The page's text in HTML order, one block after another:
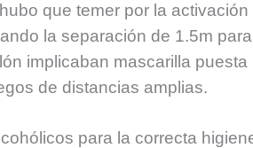
que temer por la activación
la separación de 1.5m para
implicaban mascarilla puesta
de distancias amplias.
para la correcta